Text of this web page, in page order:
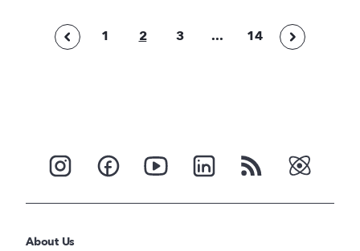
1 2 3 ... 14
About Us